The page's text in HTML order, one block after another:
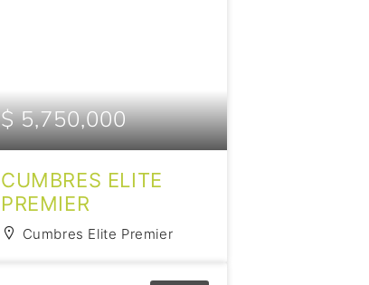
$ 5,750,000
CUMBRES ELITE
PREMIER
Cumbres Elite Premier